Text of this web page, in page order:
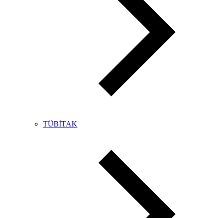
TÜBİTAK